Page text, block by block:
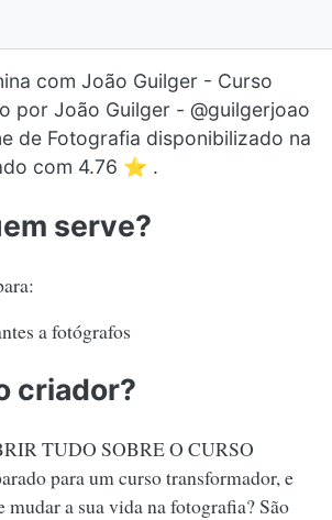
com João Guilger - Curso
por João Guilger - @guilgerjoao
de Fotografia disponibilizado na
com 4.76 ⭐ .
serve?
a fotógrafos
criador?
TUDO SOBRE O CURSO
para um curso transformador, e
mudar a sua vida na fotografia? São